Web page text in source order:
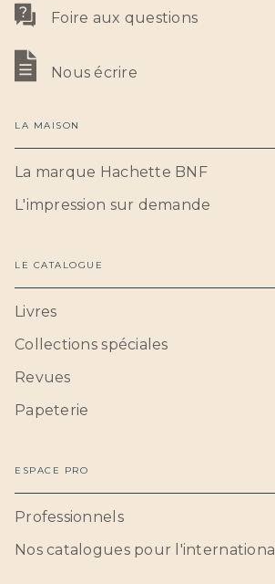
Foire aux questions
Nous écrire
LA MAISON
La marque Hachette BNF
L'impression sur demande
LE CATALOGUE
Livres
Collections spéciales
Revues
Papeterie
ESPACE PRO
Professionnels
Nos catalogues pour l'international